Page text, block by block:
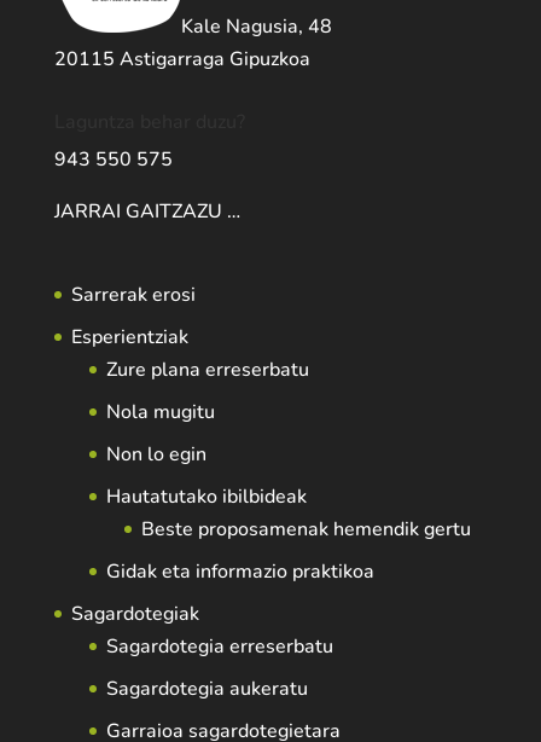
Kale Nagusia, 48
20115 Astigarraga Gipuzkoa
943 550 575
JARRAI GAITZAZU …
Sarrerak erosi
Esperientziak
Zure plana erreserbatu
Nola mugitu
Non lo egin
Hautatutako ibilbideak
Beste proposamenak hemendik gertu
Gidak eta informazio praktikoa
Sagardotegiak
Sagardotegia erreserbatu
Sagardotegia aukeratu
Garraioa sagardotegietara